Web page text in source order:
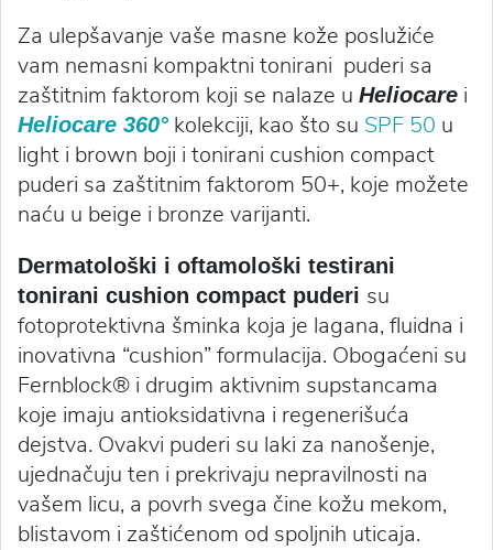
Za ulepšavanje vaše masne kože poslužiće
vam nemasni kompaktni tonirani puderi sa
zaštitnim faktorom koji se nalaze u Heliocare i
Heliocare 360° kolekciji, kao što su SPF 50 u
light i brown boji i tonirani cushion compact
puderi sa zaštitnim faktorom 50+, koje možete
naću u beige i bronze varijanti.
Dermatološki i oftamološki testirani
tonirani cushion compact puderi su
fotoprotektivna šminka koja je lagana, fluidna i
inovativna “cushion” formulacija. Obogaćeni su
Fernblock® i drugim aktivnim supstancama
koje imaju antioksidativna i regenerišuća
dejstva. Ovakvi puderi su laki za nanošenje,
ujednačuju ten i prekrivaju nepravilnosti na
vašem licu, a povrh svega čine kožu mekom,
blistavom i zaštićenom od spoljnih uticaja.